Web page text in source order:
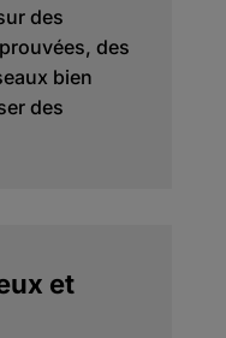
des
des
bien
des
et